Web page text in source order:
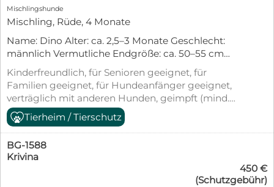
Mischlingshunde
Mischling, Rüde, 4 Monate
Name: Dino Alter: ca. 2,5–3 Monate Geschlecht:
männlich Vermutliche Endgröße: ca. 50–55 cm
Schulterhöhe Aufenthaltsort: Sofia, Bulgarien – bei
den PetSisters Dino hat sein Leben gerade erst
begonnen und musste dennoch schon erfahren,
wie schwer die ersten Schritte sein können.
Gemeinsam mit seinen sieben Geschwistern
wurde er ganz allein auf der Straße gefunden. Von
seiner Mutter fehlte jede Spur. Viel zu jung, um sich
selbst zu versorgen, hätten die kleinen Welpen
wurden sie rechtzeitig entdeckt und in Sicherheit
Kinderfreundlich, für Senioren geeignet, für
Familien geeignet, für Hundeanfänger geeignet,
verträglich mit anderen Hunden, geimpft (mind.
Pflichtimpfungen), entwurmt, gechipt, mit EU-
Heimtierausweis, Tierschutzgesetz §11
Tierheim / Tierschutz
BG-1588
Krivina
450 €
(Schutzgebühr)